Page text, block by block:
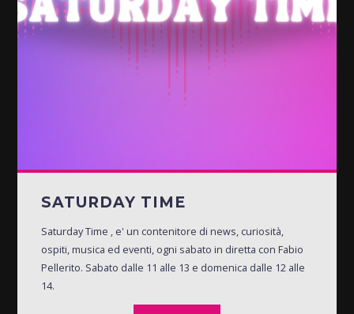
SATURDAY TIME
Saturday Time , e' un contenitore di news, curiosità,
ospiti, musica ed eventi, ogni sabato in diretta con Fabio
Pellerito. Sabato dalle 11 alle 13 e domenica dalle 12 alle
14.